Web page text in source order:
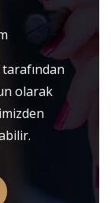
olarak